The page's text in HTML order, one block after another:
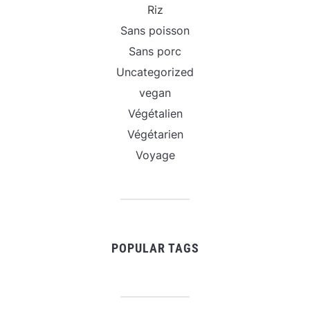
Riz
Sans poisson
Sans porc
Uncategorized
vegan
Végétalien
Végétarien
Voyage
POPULAR TAGS